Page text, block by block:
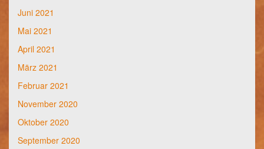
Juni 2021
Mai 2021
April 2021
März 2021
Februar 2021
November 2020
Oktober 2020
September 2020